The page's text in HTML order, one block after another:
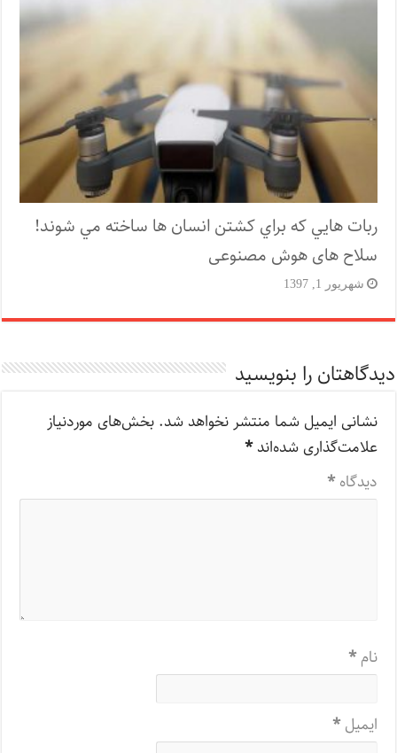
ربات هايي که براي کشتن انسان ها ساخته مي شوند!
سلاح های هوش مصنوعی
شهریور 1, 1397
دیدگاهتان را بنویسید
نشانی ایمیل شما منتشر نخواهد شد. بخش‌های موردنیاز
علامت‌گذاری شده‌اند*
دیدگاه*
نام*
ایمیل*